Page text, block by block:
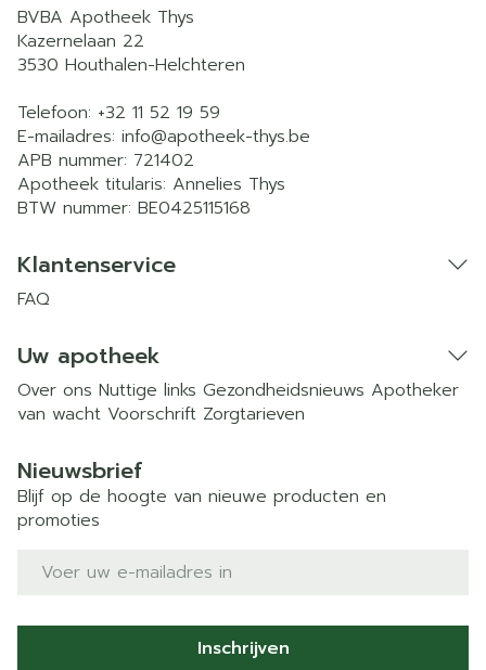
BVBA Apotheek Thys
Kazernelaan 22
3530 Houthalen-Helchteren
Telefoon: +32 11 52 19 59
E-mailadres: info@apotheek-thys.be
APB nummer: 721402
Apotheek titularis: Annelies Thys
BTW nummer: BE0425115168
Klantenservice
FAQ
Uw apotheek
Over ons Nuttige links Gezondheidsnieuws Apotheker
van wacht Voorschrift Zorgtarieven
Nieuwsbrief
Blijf op de hoogte van nieuwe producten en
promoties
E-mail adres
Inschrijven